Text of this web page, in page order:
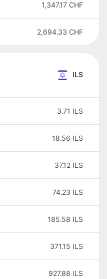
1,347.17 CHF
2,694.33 CHF
ILS
3.71 ILS
18.56 ILS
37.12 ILS
74.23 ILS
185.58 ILS
371.15 ILS
927.88 ILS